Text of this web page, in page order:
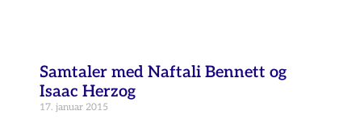
Samtaler med Naftali Bennett og
Isaac Herzog
17. januar 2015